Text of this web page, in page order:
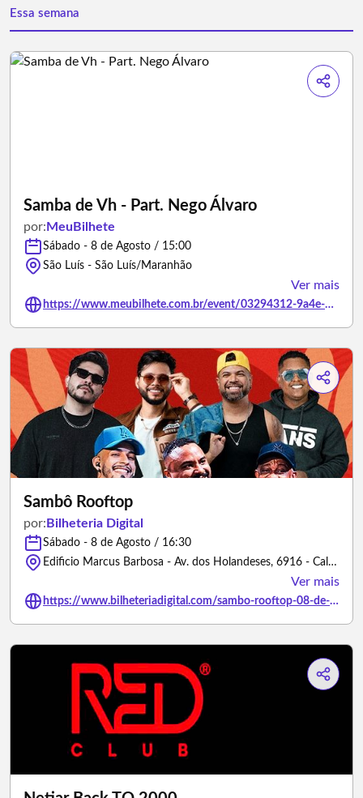
Essa semana
Samba de Vh - Part. Nego Álvaro
por: MeuBilhete
Sábado - 8 de Agosto / 15:00
São Luís - São Luís/Maranhão
Ver mais
https://www.meubilhete.com.br/event/03294312-9a4e-4534-b75c-d1ff84ff9860
Sambô Rooftop
por: Bilheteria Digital
Sábado - 8 de Agosto / 16:30
Edificio Marcus Barbosa - Av. dos Holandeses, 6916 - Calhau, São Luís - MA, 65071-380 - São Luís/Maranhão
Ver mais
https://www.bilheteriadigital.com/sambo-rooftop-08-de-agosto